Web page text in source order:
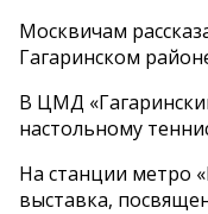
Москвичам
Гагаринском
В ЦМД
настольному
На станции метро
выставка,